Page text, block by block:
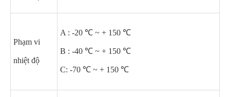
Phạm vi
nhiệt độ
A : -20 ℃ ~ + 150 ℃
B : -40 ℃ ~ + 150 ℃
C: -70 ℃ ~ + 150 ℃